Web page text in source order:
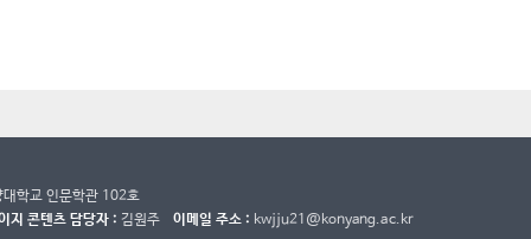
학교 인문학관 102호
지 콘텐츠 담당자 : 김원주 이메일 주소 : kwjju21@konyang.ac.kr